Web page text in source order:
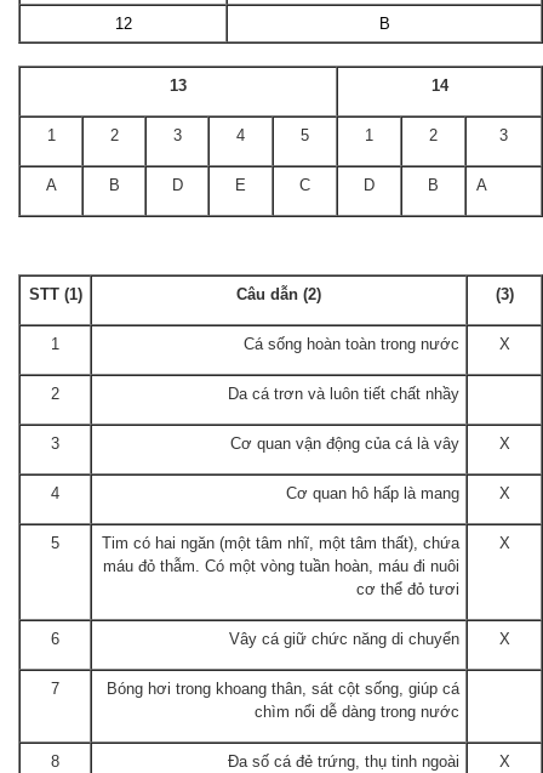
12 B
13 14
1 2 3 4 5 1 2 3
A B D E C D B A
STT (1) Câu dẫn (2) (3)
1 Cá sống hoàn toàn trong nước X
2 Da cá trơn và luôn tiết chất nhầy
3 Cơ quan vận động của cá là vây X
4 Cơ quan hô hấp là mang X
5
Tim có hai ngăn (một tâm nhĩ, một tâm thất), chứa
máu đỏ thẫm. Có một vòng tuần hoàn, máu đi nuôi
cơ thể đỏ tươi
X
6 Vây cá giữ chức năng di chuyển X
7
Bóng hơi trong khoang thân, sát cột sống, giúp cá
chìm nổi dễ dàng trong nước
8 Đa số cá đẻ trứng, thụ tinh ngoài X